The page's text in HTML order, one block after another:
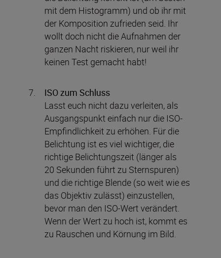
mit dem Histogramm) und ob ihr mit
der Komposition zufrieden seid. Ihr
wollt doch nicht die Aufnahmen der
ganzen Nacht riskieren, nur weil ihr
keinen Test gemacht habt!
ISO zum Schluss
Lasst euch nicht dazu verleiten, als
Ausgangspunkt einfach nur die ISO-
Empfindlichkeit zu erhöhen. Für die
Belichtung ist es viel wichtiger, die
richtige Belichtungszeit (länger als
20 Sekunden führt zu Sternspuren)
und die richtige Blende (so weit wie es
das Objektiv zulässt) einzustellen,
bevor man den ISO-Wert verändert.
Wenn der Wert zu hoch ist, kommt es
zu Rauschen und Körnung im Bild.